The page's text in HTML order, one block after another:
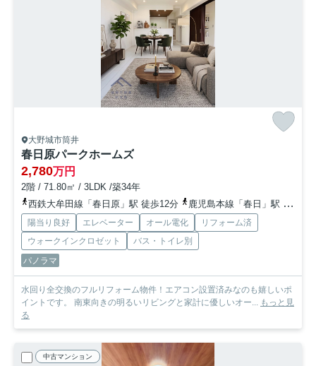
大野城市筒井
春日原パークホームズ
2,780万円
2階 / 71.80㎡ / 3LDK /築34年
西鉄大牟田線「春日原」駅 徒歩12分
鹿児島本線「春日」駅 徒歩19分
陽当り良好 エレベーター オール電化
リフォーム済
ウォークインクロゼット
バス・トイレ別
パノラマ
水回り全交換のフルリフォーム物件！エアコン設置済みなのも嬉しいポ
イントです。 南東向きの明るいリビングと家計に優しいオー... もっと見
る
中古マンション